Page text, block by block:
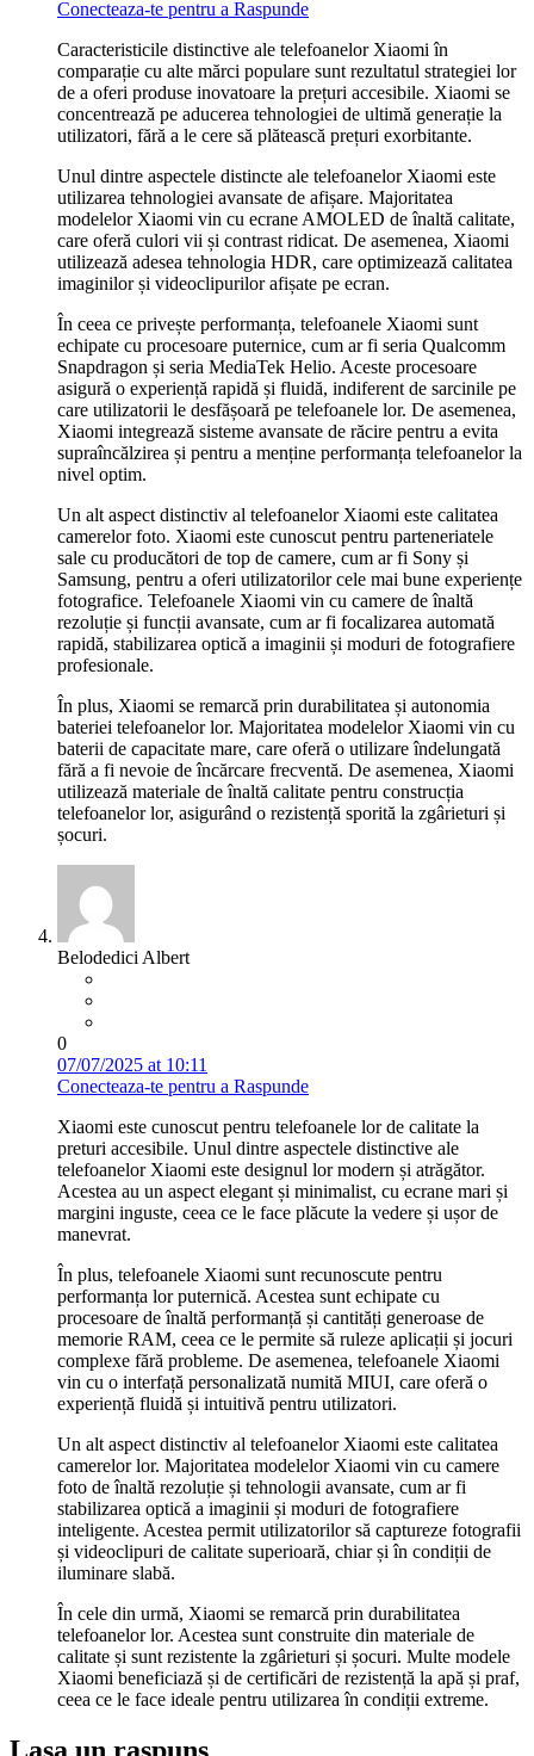
Conecteaza-te pentru a Raspunde
Caracteristicile distinctive ale telefoanelor Xiaomi în
comparație cu alte mărci populare sunt rezultatul strategiei lor
de a oferi produse inovatoare la prețuri accesibile. Xiaomi se
concentrează pe aducerea tehnologiei de ultimă generație la
utilizatori, fără a le cere să plătească prețuri exorbitante.
Unul dintre aspectele distincte ale telefoanelor Xiaomi este
utilizarea tehnologiei avansate de afișare. Majoritatea
modelelor Xiaomi vin cu ecrane AMOLED de înaltă calitate,
care oferă culori vii și contrast ridicat. De asemenea, Xiaomi
utilizează adesea tehnologia HDR, care optimizează calitatea
imaginilor și videoclipurilor afișate pe ecran.
În ceea ce privește performanța, telefoanele Xiaomi sunt
echipate cu procesoare puternice, cum ar fi seria Qualcomm
Snapdragon și seria MediaTek Helio. Aceste procesoare
asigură o experiență rapidă și fluidă, indiferent de sarcinile pe
care utilizatorii le desfășoară pe telefoanele lor. De asemenea,
Xiaomi integrează sisteme avansate de răcire pentru a evita
supraîncălzirea și pentru a menține performanța telefoanelor la
nivel optim.
Un alt aspect distinctiv al telefoanelor Xiaomi este calitatea
camerelor foto. Xiaomi este cunoscut pentru parteneriatele
sale cu producători de top de camere, cum ar fi Sony și
Samsung, pentru a oferi utilizatorilor cele mai bune experiențe
fotografice. Telefoanele Xiaomi vin cu camere de înaltă
rezoluție și funcții avansate, cum ar fi focalizarea automată
rapidă, stabilizarea optică a imaginii și moduri de fotografiere
profesionale.
În plus, Xiaomi se remarcă prin durabilitatea și autonomia
bateriei telefoanelor lor. Majoritatea modelelor Xiaomi vin cu
baterii de capacitate mare, care oferă o utilizare îndelungată
fără a fi nevoie de încărcare frecventă. De asemenea, Xiaomi
utilizează materiale de înaltă calitate pentru construcția
telefoanelor lor, asigurând o rezistență sporită la zgârieturi și
șocuri.
Belodedici Albert
0
07/07/2025 at 10:11
Conecteaza-te pentru a Raspunde
Xiaomi este cunoscut pentru telefoanele lor de calitate la
preturi accesibile. Unul dintre aspectele distinctive ale
telefoanelor Xiaomi este designul lor modern și atrăgător.
Acestea au un aspect elegant și minimalist, cu ecrane mari și
margini inguste, ceea ce le face plăcute la vedere și ușor de
manevrat.
În plus, telefoanele Xiaomi sunt recunoscute pentru
performanța lor puternică. Acestea sunt echipate cu
procesoare de înaltă performanță și cantități generoase de
memorie RAM, ceea ce le permite să ruleze aplicații și jocuri
complexe fără probleme. De asemenea, telefoanele Xiaomi
vin cu o interfață personalizată numită MIUI, care oferă o
experiență fluidă și intuitivă pentru utilizatori.
Un alt aspect distinctiv al telefoanelor Xiaomi este calitatea
camerelor lor. Majoritatea modelelor Xiaomi vin cu camere
foto de înaltă rezoluție și tehnologii avansate, cum ar fi
stabilizarea optică a imaginii și moduri de fotografiere
inteligente. Acestea permit utilizatorilor să captureze fotografii
și videoclipuri de calitate superioară, chiar și în condiții de
iluminare slabă.
În cele din urmă, Xiaomi se remarcă prin durabilitatea
telefoanelor lor. Acestea sunt construite din materiale de
calitate și sunt rezistente la zgârieturi și șocuri. Multe modele
Xiaomi beneficiază și de certificări de rezistență la apă și praf,
ceea ce le face ideale pentru utilizarea în condiții extreme.